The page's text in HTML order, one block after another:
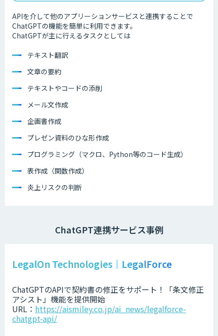
APIを介して他のアプリーションサービスと連携することで
ChatGPTの機能を簡単に利用できます。
ChatGPTが主に行えるタスクとしては
テキスト翻訳
文章の要約
テキストやコードの添削
メール文作成
企画書作成
プレゼン資料のひな形作成
プログラミング（マクロ、Python等のコード生成）
表作成（関数作成）
炎上リスクの判断
ChatGPT連携サービス事例
LegalOn Technologies｜LegalForce
ChatGPTのAPIで契約書の修正をサポート！「条文修正
アシスト」機能を提供開始
URL： https://aismiley.co.jp/ai_news/legalforce-
chatgpt-api/